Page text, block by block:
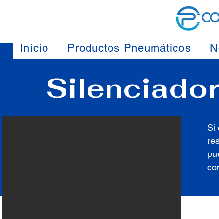
Inicio Productos Pneumáticos
Si